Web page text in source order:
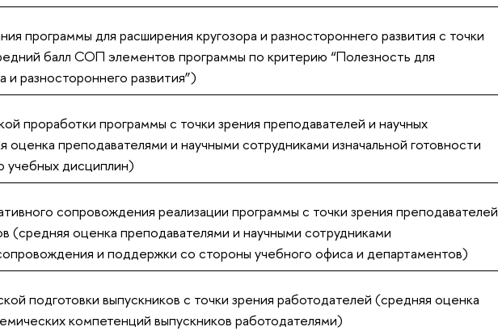
программы для расширения кругозора и разностороннего развития с точки
балл СОП элементов программы по критерию “Полезность для
и разностороннего развития”)
проработки программы с точки зрения преподавателей и научных
оценка преподавателями и научными сотрудниками изначальной готовности
учебных дисциплин)
сопровождения реализации программы с точки зрения преподавателей
(средняя оценка преподавателями и научными сотрудниками
и поддержки со стороны учебного офиса и департаментов)
подготовки выпускников с точки зрения работодателей (средняя оценка
компетенций выпускников работодателями)